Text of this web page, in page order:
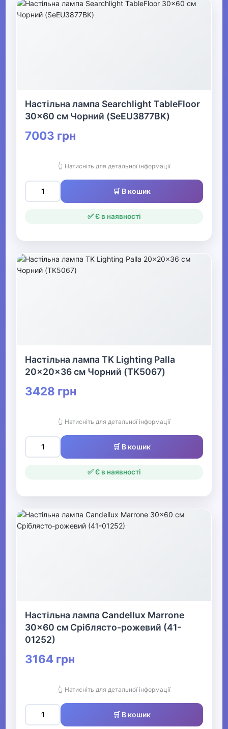
Настільна лампа Searchlight TableFloor
30x60 см Чорний (SeEU3877BK)
7003 грн
👆 Натисніть для детальної інформації
🛒 В кошик
✅ Є в наявності
Настільна лампа TK Lighting Palla
20x20x36 см Чорний (TK5067)
3428 грн
👆 Натисніть для детальної інформації
🛒 В кошик
✅ Є в наявності
Настільна лампа Candellux Marrone
30x60 см Сріблясто-рожевий (41-
01252)
3164 грн
👆 Натисніть для детальної інформації
🛒 В кошик